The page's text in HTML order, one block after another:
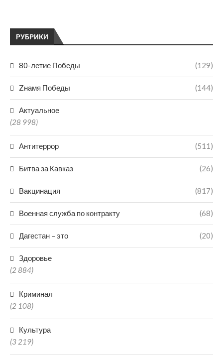
РУБРИКИ
80-летие Победы (129)
Zнамя Победы (144)
Актуальное
(28 998)
Антитеррор (511)
Битва за Кавказ (26)
Вакцинация (817)
Военная служба по контракту (68)
Дагестан – это (20)
Здоровье
(2 884)
Криминал
(2 108)
Культура
(3 219)